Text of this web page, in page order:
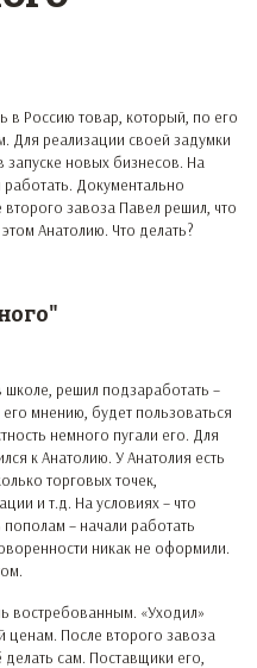
в Россию товар, который, по его
Для реализации своей задумки
запуске новых бизнесов. На
Документально
завоза Павел решил, что
Анатолию. Что делать?
школе, решил подзаработать –
мнению, будет пользоваться
немного пугали его. Для
к Анатолию. У Анатолия есть
торговых точек,
и т.д. На условиях – что
– начали работать
никак не оформили.
востребованным. «Уходил»
После второго завоза
сам. Поставщики его,